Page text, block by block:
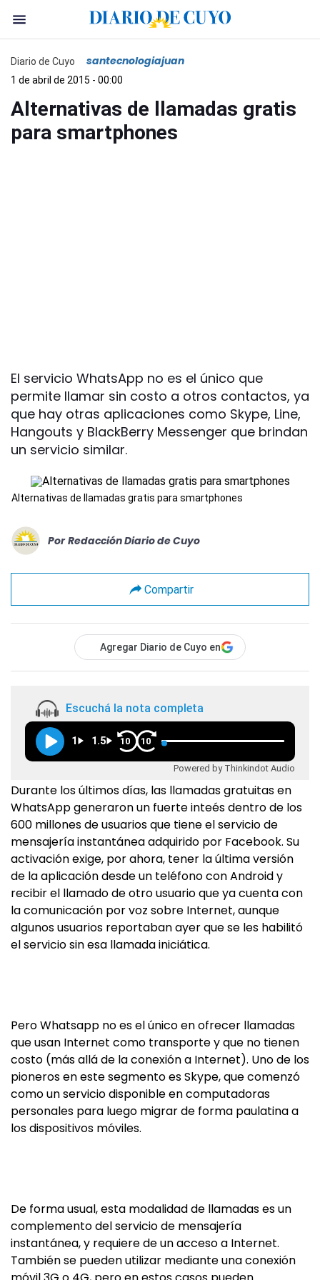
Diario de Cuyo santecnologiajuan
1 de abril de 2015 - 00:00
Alternativas de llamadas gratis
para smartphones
El servicio WhatsApp no es el único que
permite llamar sin costo a otros contactos, ya
que hay otras aplicaciones como Skype, Line,
Hangouts y BlackBerry Messenger que brindan
un servicio similar.
Alternativas de llamadas gratis para smartphones
Por Redacción Diario de Cuyo
Compartir
Agregar Diario de Cuyo en
Escuchá la nota completa
1 1.5 10 10
Powered by Thinkindot Audio
Durante los últimos días, las llamadas gratuitas en
WhatsApp generaron un fuerte inteés dentro de los
600 millones de usuarios que tiene el servicio de
mensajería instantánea adquirido por Facebook. Su
activación exige, por ahora, tener la última versión
de la aplicación desde un teléfono con Android y
recibir el llamado de otro usuario que ya cuenta con
la comunicación por voz sobre Internet, aunque
algunos usuarios reportaban ayer que se les habilitó
el servicio sin esa llamada iniciática.
Pero Whatsapp no es el único en ofrecer llamadas
que usan Internet como transporte y que no tienen
costo (más allá de la conexión a Internet). Uno de los
pioneros en este segmento es Skype, que comenzó
como un servicio disponible en computadoras
personales para luego migrar de forma paulatina a
los dispositivos móviles.
De forma usual, esta modalidad de llamadas es un
complemento del servicio de mensajería
instantánea, y requiere de un acceso a Internet.
También se pueden utilizar mediante una conexión